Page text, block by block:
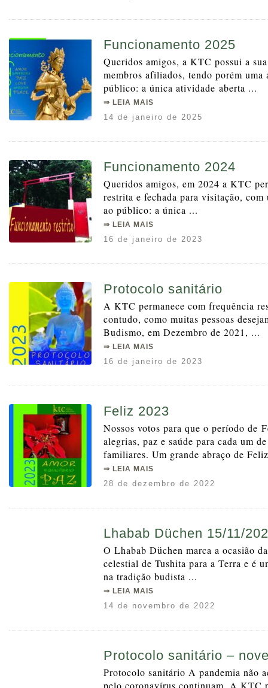
Funcionamento 2025
Queridos amigos, a KTC possui a
membros afiliados, tendo porém uma
público: a única atividade aberta ...
⇒ LEIA MAIS
14 de janeiro de 2025
Funcionamento 2024
Queridos amigos, em 2024 a KTC
restrita e fechada para visitação,
ao público: a única ...
⇒ LEIA MAIS
16 de janeiro de 2023
Protocolo sanitário
A KTC permanece com frequência
contudo, como muitas pessoas
Budismo, em Dezembro de 2021, ...
⇒ LEIA MAIS
16 de janeiro de 2023
Feliz 2023
Nossos votos para que o período de
alegrias, paz e saúde para cada um
familiares. Um grande abraço de
⇒ LEIA MAIS
28 de dezembro de 2022
Lhabab Düchen 15/11/
O Lhabab Düchen marca a ocasião
celestial de Tushita para a Terra e é
na tradição budista ...
⇒ LEIA MAIS
14 de novembro de 2022
Protocolo sanitário –
Protocolo sanitário A pandemia não
pelo coronavírus continuam. A KTC